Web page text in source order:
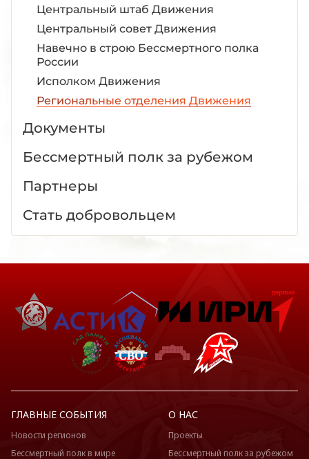
Центральный штаб Движения
Центральный совет Движения
Навечно в строю Бессмертного полка
России
Исполком Движения
Региональные отделения Движения
Документы
Бессмертный полк за рубежом
Партнеры
Стать добровольцем
ГЛАВНЫЕ СОБЫТИЯ
Новости регионов
Бессмертный полк в мире
О НАС
Проекты
Бессмертный полк за рубежом